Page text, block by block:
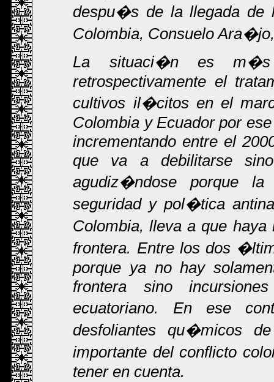
despu�s de la llegada de
Colombia, Consuelo
La situaci�n es m�s
retrospectivamente el
cultivos il�citos en el
Colombia y Ecuador por
incrementando entre el
que va a debilitarse
agudiz�ndose porque
seguridad y pol�tica
Colombia, lleva a que
frontera. Entre los dos
porque ya no hay
frontera sino
ecuatoriano. En ese
desfoliantes qu�micos
importante del conflicto
tener en cuenta.